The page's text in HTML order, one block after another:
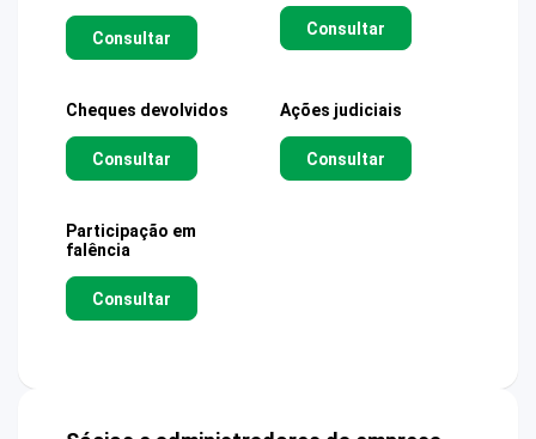
Consultar Consultar
Cheques devolvidos
Consultar
Ações judiciais
Consultar
Participação em
falência
Consultar